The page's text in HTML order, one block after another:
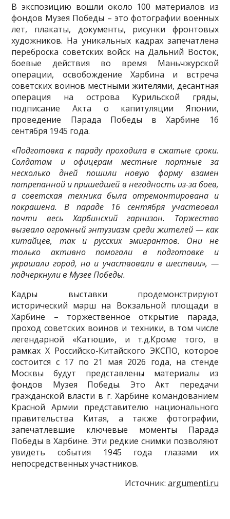
В экспозицию вошли около 100 материалов из
фондов Музея Победы – это фотографии военных
лет, плакаты, документы, рисунки фронтовых
художников. На уникальных кадрах запечатлена
переброска советских войск на Дальний Восток,
боевые действия во время Маньчжурской
операции, освобождение Харбина и встреча
советских воинов местными жителями, десантная
операция на острова Курильской гряды,
подписание Акта о капитуляции Японии,
проведение Парада Победы в Харбине 16
сентября 1945 года.
«Подготовка к параду проходила в сжатые сроки.
Солдатам и офицерам местные портные за
несколько дней пошили новую форму взамен
потрепанной и пришедшей в негодность из-за боев,
а советская техника была отремонтирована и
покрашена. В параде 16 сентября участвовал
почти весь Харбинский гарнизон. Торжество
вызвало огромный энтузиазм среди жителей — как
китайцев, так и русских эмигрантов. Они не
только активно помогали в подготовке и
украшали город, но и участвовали в шествии», —
подчеркнули в Музее Победы.
Кадры выставки продемонстрируют
исторический марш на Вокзальной площади в
Харбине – торжественное открытие парада,
проход советских воинов и техники, в том числе
легендарной «Катюши», и т.д.Кроме того, в
рамках Х Российско-Китайского ЭКСПО, которое
состоится с 17 по 21 мая 2026 года, на стенде
Москвы будут представлены материалы из
фондов Музея Победы. Это Акт передачи
гражданской власти в г. Харбине командованием
Красной Армии представителю национального
правительства Китая, а также фотографии,
запечатлевшие ключевые моменты Парада
Победы в Харбине. Эти редкие снимки позволяют
увидеть события 1945 года глазами их
непосредственных участников.
Источник: argumenti.ru